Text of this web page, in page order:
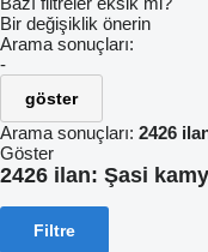
Bir değişiklik önerin
Arama sonuçları:
-
göster
Arama sonuçları: 2426
Göster
2426 ilan: Şasi
Filtre